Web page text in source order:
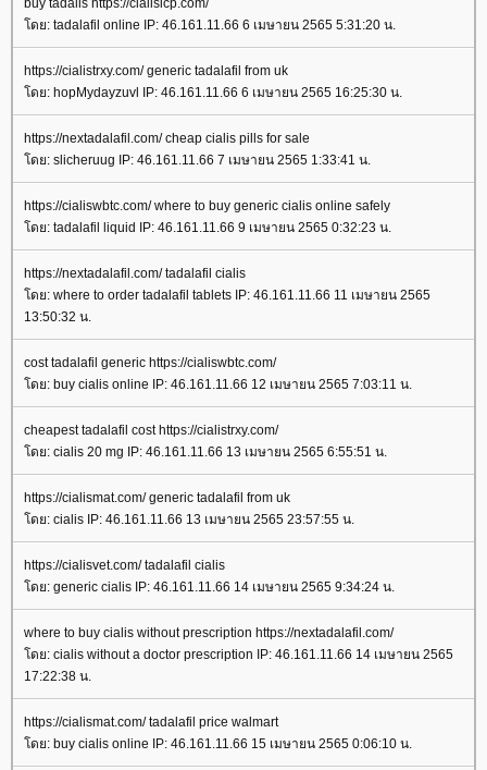
buy tadalis https://cialisicp.com/
ดย: tadalafil online IP: 46.161.11.66 6 เมษายน 2565 5:31:20 น.
https://cialistrxy.com/ generic tadalafil from uk
ดย: hopMydayzuvl IP: 46.161.11.66 6 เมษายน 2565 16:25:30 น.
https://nextadalafil.com/ cheap cialis pills for sale
ดย: slicheruug IP: 46.161.11.66 7 เมษายน 2565 1:33:41 น.
https://cialiswbtc.com/ where to buy generic cialis online safely
ดย: tadalafil liquid IP: 46.161.11.66 9 เมษายน 2565 0:32:23 น.
https://nextadalafil.com/ tadalafil cialis
ดย: where to order tadalafil tablets IP: 46.161.11.66 11 เมษายน 2565
13:50:32 น.
cost tadalafil generic https://cialiswbtc.com/
ดย: buy cialis online IP: 46.161.11.66 12 เมษายน 2565 7:03:11 น.
cheapest tadalafil cost https://cialistrxy.com/
ดย: cialis 20 mg IP: 46.161.11.66 13 เมษายน 2565 6:55:51 น.
https://cialismat.com/ generic tadalafil from uk
ดย: cialis IP: 46.161.11.66 13 เมษายน 2565 23:57:55 น.
https://cialisvet.com/ tadalafil cialis
ดย: generic cialis IP: 46.161.11.66 14 เมษายน 2565 9:34:24 น.
where to buy cialis without prescription https://nextadalafil.com/
ดย: cialis without a doctor prescription IP: 46.161.11.66 14 เมษายน 2565
17:22:38 น.
https://cialismat.com/ tadalafil price walmart
ดย: buy cialis online IP: 46.161.11.66 15 เมษายน 2565 0:06:10 น.